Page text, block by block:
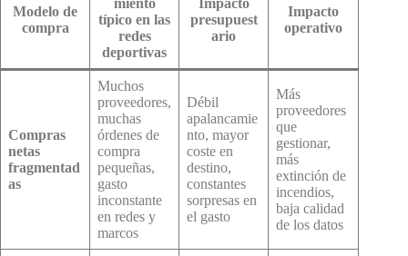
Modelo de
compra
miento
típico en las
redes
deportivas
Impacto
presupuest
ario
Impacto
operativo
Compras
netas
fragmentad
as
Muchos
proveedores,
muchas
órdenes de
compra
pequeñas,
gasto
inconstante
en redes y
marcos
Débil
apalancamie
nto, mayor
coste en
destino,
constantes
sorpresas en
el gasto
Más
proveedores
que
gestionar,
más
extinción de
incendios,
baja calidad
de los datos